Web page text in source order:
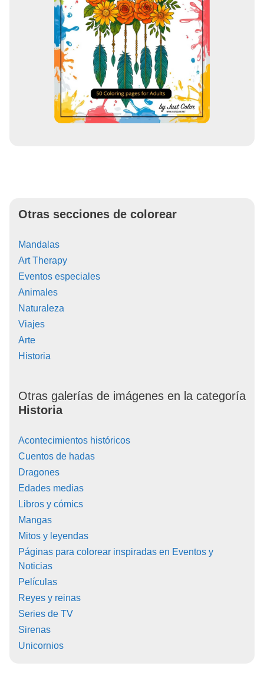
Otras secciones de colorear
Mandalas
Art Therapy
Eventos especiales
Animales
Naturaleza
Viajes
Arte
Historia
Otras galerías de imágenes en la categoría
Historia
Acontecimientos históricos
Cuentos de hadas
Dragones
Edades medias
Libros y cómics
Mangas
Mitos y leyendas
Páginas para colorear inspiradas en Eventos y
Noticias
Películas
Reyes y reinas
Series de TV
Sirenas
Unicornios